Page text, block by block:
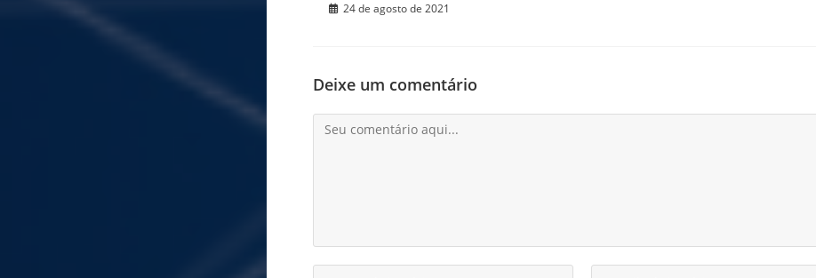
24 de agosto de 2021
Deixe um comentário